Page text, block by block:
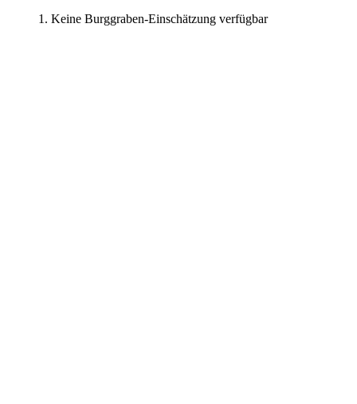
Keine Burggraben-Einschätzung verfügbar